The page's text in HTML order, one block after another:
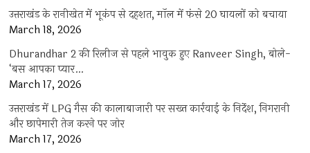
उत्तराखंड के रानीखेत में भूकंप से दहशत, मॉल में फंसे 20 घायलों को बचाया
March 18, 2026
Dhurandhar 2 की रिलीज से पहले भावुक हुए Ranveer Singh, बोले-
‘बस आपका प्यार…
March 17, 2026
उत्तराखंड में LPG गैस की कालाबाजारी पर सख्त कार्रवाई के निर्देश, निगरानी
और छापेमारी तेज करने पर जोर
March 17, 2026